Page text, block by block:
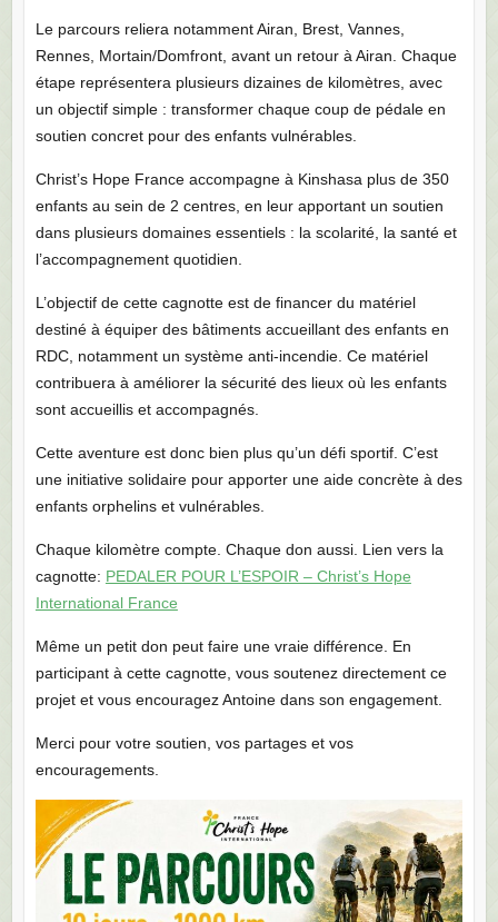
Le parcours reliera notamment Airan, Brest, Vannes,
Rennes, Mortain/Domfront, avant un retour à Airan. Chaque
étape représentera plusieurs dizaines de kilomètres, avec
un objectif simple : transformer chaque coup de pédale en
soutien concret pour des enfants vulnérables.
Christ’s Hope France accompagne à Kinshasa plus de 350
enfants au sein de 2 centres, en leur apportant un soutien
dans plusieurs domaines essentiels : la scolarité, la santé et
l’accompagnement quotidien.
L’objectif de cette cagnotte est de financer du matériel
destiné à équiper des bâtiments accueillant des enfants en
RDC, notamment un système anti-incendie. Ce matériel
contribuera à améliorer la sécurité des lieux où les enfants
sont accueillis et accompagnés.
Cette aventure est donc bien plus qu’un défi sportif. C’est
une initiative solidaire pour apporter une aide concrète à des
enfants orphelins et vulnérables.
Chaque kilomètre compte. Chaque don aussi. Lien vers la
cagnotte: PEDALER POUR L’ESPOIR – Christ’s Hope
International France
Même un petit don peut faire une vraie différence. En
participant à cette cagnotte, vous soutenez directement ce
projet et vous encouragez Antoine dans son engagement.
Merci pour votre soutien, vos partages et vos
encouragements.